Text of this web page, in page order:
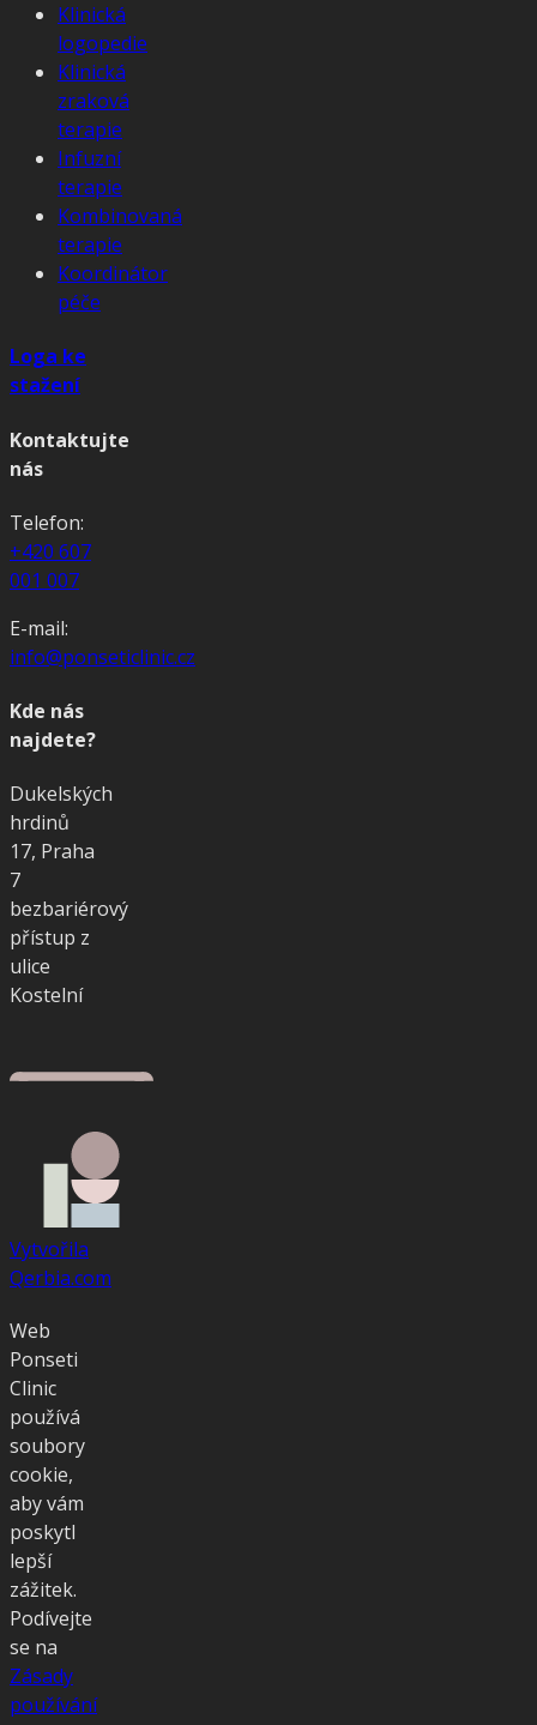
Klinická
logopedie
Klinická
zraková
terapie
Infuzní
terapie
Kombinovaná
terapie
Koordinátor
péče
Loga ke
stažení
Kontaktujte
nás
Telefon:
+420 607
001 007
E-mail:
info@ponseticlinic.cz
Kde nás
najdete?
Dukelských
hrdinů
17, Praha
7
bezbariérový
přístup z
ulice
Kostelní
Vytvořila
Qerbia.com
Web
Ponseti
Clinic
používá
soubory
cookie,
aby vám
poskytl
lepší
zážitek.
Podívejte
se na
Zásady
používání